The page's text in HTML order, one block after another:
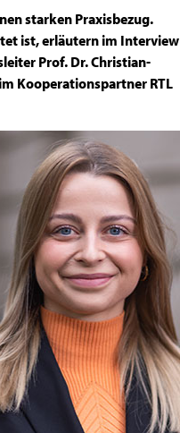
starken Praxisbezug.
ist, erläutern im Interview
Prof. Dr. Christian-
Kooperationspartner RTL